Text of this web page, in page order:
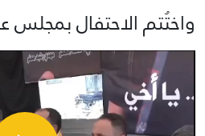
واختُتم الاحتفال بمجلس